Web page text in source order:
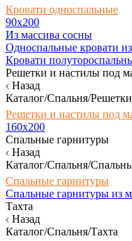
Кровати односпальные
90х200
Из массива сосны
Односпальные кровати
Кровати
Решетки и настилы под
Назад
Каталог/Спальня/
Решетки и настилы под
160х200
Спальные гарнитуры
Назад
Каталог/Спальня/
Спальные гарнитуры
Спальные гарнитуры из
Тахта
Назад
Каталог/Спальня/Тахта